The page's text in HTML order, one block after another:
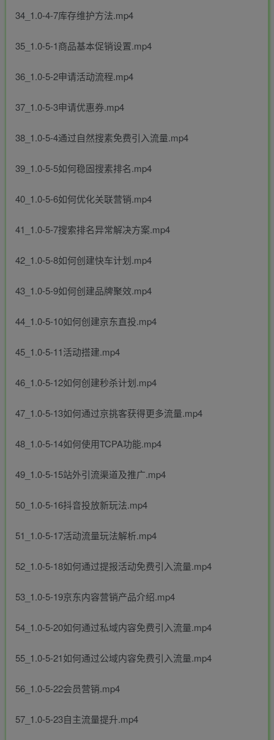
34_1.0-4-7库存维护方法.mp4
35_1.0-5-1商品基本促销设置.mp4
36_1.0-5-2申请活动流程.mp4
37_1.0-5-3申请优惠券.mp4
38_1.0-5-4通过自然搜素免费引入流量.mp4
39_1.0-5-5如何稳固搜素排名.mp4
40_1.0-5-6如何优化关联营销.mp4
41_1.0-5-7搜索排名异常解决方案.mp4
42_1.0-5-8如何创建快车计划.mp4
43_1.0-5-9如何创建品牌聚效.mp4
44_1.0-5-10如何创建京东直投.mp4
45_1.0-5-11活动搭建.mp4
46_1.0-5-12如何创建秒杀计划.mp4
47_1.0-5-13如何通过京挑客获得更多流量.mp4
48_1.0-5-14如何使用TCPA功能.mp4
49_1.0-5-15站外引流渠道及推广.mp4
50_1.0-5-16抖音投放新玩法.mp4
51_1.0-5-17活动流量玩法解析.mp4
52_1.0-5-18如何通过提报活动免费引入流量.mp4
53_1.0-5-19京东内容营销产品介绍.mp4
54_1.0-5-20如何通过私域内容免费引入流量.mp4
55_1.0-5-21如何通过公域内容免费引入流量.mp4
56_1.0-5-22会员营销.mp4
57_1.0-5-23自主流量提升.mp4